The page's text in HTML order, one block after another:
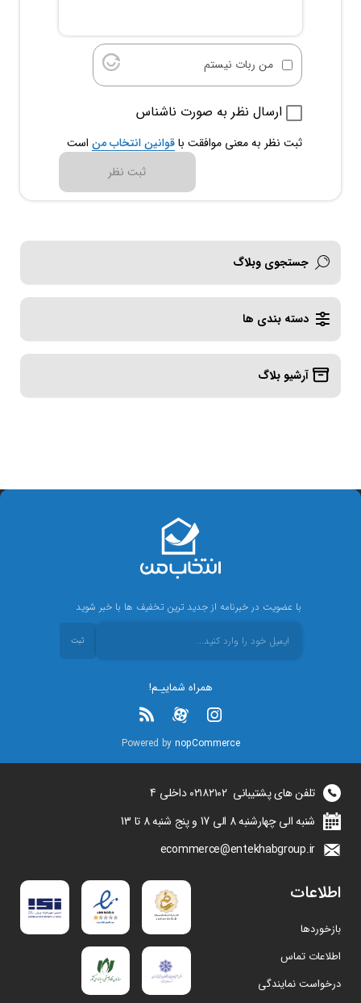
من ربات نیستم
ارسال نظر به صورت ناشناس
ثبت نظر به معنی موافقت باقوانین انتخاب مناست
ثبت نظر
جستجوی وبلاگ
دسته بندی ها
آرشیو بلاگ
تلفن های پشتیبانی۰۲۱۸۲۱۰۲داخلی 4
شنبه الی چهارشنبه 8 الی 17 و پنج شنبه 8 تا 13
ecommerce@entekhabgroup.ir
با عضویت در خبرنامه از جدید ترین تخفیف ها با خبر شوید
ثبت
همراه شماییـم!
Powered by nopCommerce
اطلاعات
بازخوردها
اطلاعات تماس
درخواست نمایندگی